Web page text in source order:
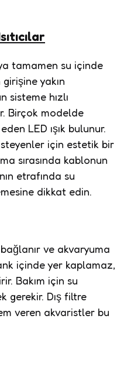
tamamen su içinde
girişine yakın
sisteme hızlı
Birçok modelde
LED ışık bulunur.
için estetik bir
sırasında kablonun
etrafında su
dikkat edin.
ve akvaryuma
içinde yer kaplamaz,
Bakım için su
gerekir. Dış filtre
veren akvaristler bu